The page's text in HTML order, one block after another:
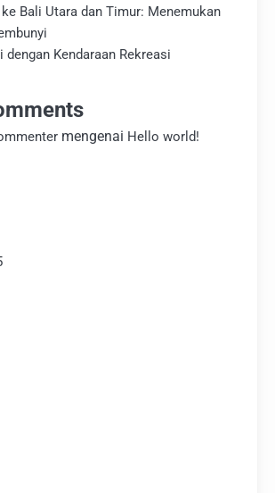
ke Bali Utara dan Timur: Menemukan
Kendaraan Rekreasi
mengenai Hello world!